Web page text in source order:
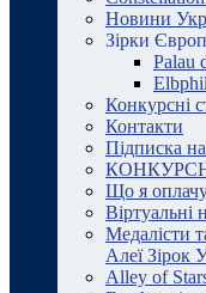
Новини
Зірки
Palau
Конкурсні
Контакти
Підписка
Що я
Віртуальні
Медалісти
Алеї Зірок
Alley of